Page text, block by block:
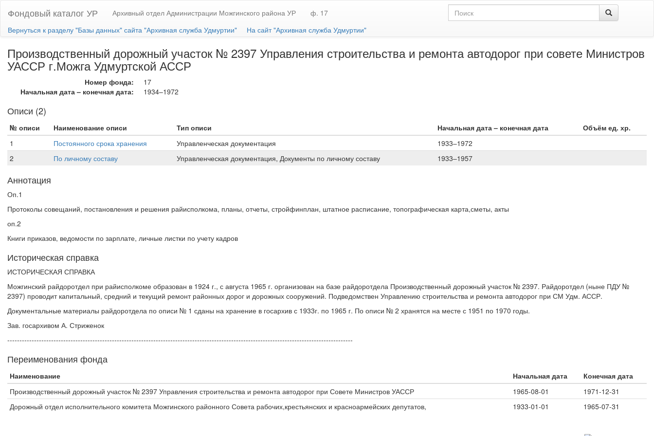
Фондовый каталог УР Архивный отдел Администрации Можгинского района УР
ф. 17
Вернуться к разделу "Базы данных" сайта "Архивная служба Удмуртии"
На сайт "Архивная служба Удмуртии"
Производственный дорожный участок № 2397 Управления строительства и ремонта автодорог при совете Министров
УАССР г.Можга Удмуртской АССР
Номер фонда:
17
Начальная дата – конечная дата:
1934–1972
Описи (2)
№ описи Наименование описи Тип описи Начальная дата – конечная дата
Объём ед. хр.
1
Постоянного срока хранения Управленческая документация
1933–1972
2
По личному составу Управленческая документация, Документы по личному составу 1933–1957
Аннотация
Оп.1
Протоколы совещаний, постановления и решения райисполкома, планы, отчеты, стройфинплан, штатное расписание, топографическая карта,сметы, акты
оп.2
Книги приказов, ведомости по зарплате, личные листки по учету кадров
Историческая справка
ИСТОРИЧЕСКАЯ СПРАВКА
Можгинский райдоротдел при райисполкоме образован в 1924 г., с августа 1965 г. организован на базе райдоротдела Производственный дорожный участок № 2397. Райдоротдел (ныне ПДУ №
2397) проводит капитальный, средний и текущий ремонт районных дорог и дорожных сооружений. Подведомствен Управлению строительства и ремонта автодорог при СМ Удм. АССР.
Документальные материалы райдоротдела по описи № 1 сданы на хранение в госархив с 1933г. по 1965 г. По описи № 2 хранятся на месте с 1951 по 1970 годы.
Зав. госархивом А. Стриженок
----------------------------------------------------------------------------------------------------------------------------------------------
Переименования фонда
Наименование Начальная дата
Конечная дата
Производственный дорожный участок № 2397 Управления строительства и ремонта автодорог при Совете Министров УАССР
1965-08-01
1971-12-31
Дорожный отдел исполнительного комитета Можгинского районного Совета рабочих,крестьянских и красноармейских депутатов,
1933-01-01 1965-07-31